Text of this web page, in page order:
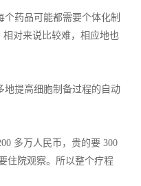
药品可能都需要个体化制
对来说比较难，相应地也
地提高细胞制备过程的自动
多万人民币，贵的要 300
住院观察。所以整个疗程